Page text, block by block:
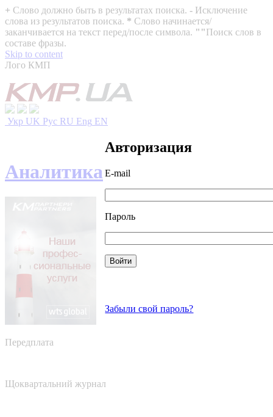
+ Слово должно быть в результатах поиска. - Исключение
слова из результатов поиска. * Слово начинается/
заканчивается на текст перед/после символа. ""Поиск слов в
составе фразы.
Skip to content
Лого КМП
Укр UK Рус RU Eng EN
Авторизация
E-mail
Пароль
Забыли свой пароль?
Аналитика
Передплата
Щоквартальний журнал